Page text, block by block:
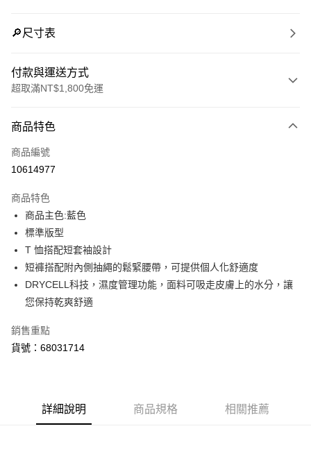
🔎尺寸表
付款與運送方式
超取滿NT$1,800免運
信用卡一次付款
LINE Pay
街口支付
悠遊付
Google Pay
貨到付款
付款後全家取貨
每筆NT$100，滿NT$1,800(含以上)免運費
商品特色
商品編號
10614977
商品特色
商品主色:藍色
標準版型
T 恤搭配短套袖設計
短褲搭配附內側抽繩的鬆緊腰帶，可提供個人化舒適度
DRYCELL科技，濕度管理功能，面料可吸走皮膚上的水分，讓
您保持乾爽舒適
銷售重點
貨號：68031714
詳細說明 商品規格 相關推薦